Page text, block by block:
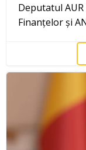
Deputatul
Finanțelor și